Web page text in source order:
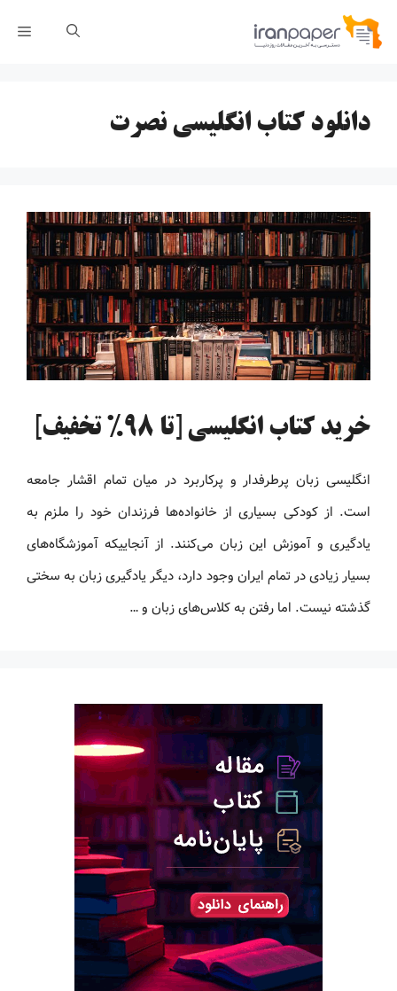
پرش
دانلود کتاب انگلیسی نصرت
خرید کتاب انگلیسی [تا 98% تخفیف]
انگلیسی زبان پرطرفدار و پرکاربرد در میان تمام اقشار جامعه
است. از کودکی بسیاری از خانواده‌ها فرزندان خود را ملزم به
یادگیری و آموزش این زبان می‌کنند. از آنجاییکه آموزشگاه‌های
بسیار زیادی در تمام ایران وجود دارد، دیگر یادگیری زبان به سختی
گذشته نیست. اما رفتن به کلاس‌های زبان و …